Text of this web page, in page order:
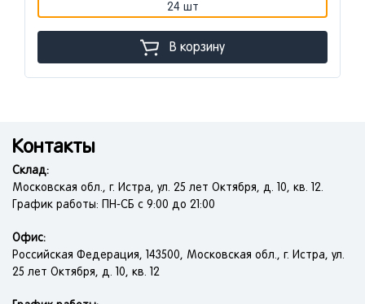
24 шт
В корзину
Контакты
Склад:
Московская обл., г. Истра, ул. 25 лет Октября, д. 10, кв. 12.
График работы: ПН-СБ с 9:00 до 21:00
Офис:
Российская Федерация, 143500, Московская обл., г. Истра, ул.
25 лет Октября, д. 10, кв. 12